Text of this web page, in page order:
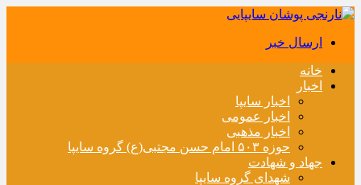
ارسال خبر
خانه
اخبار
اخبار سایپا
اخبار عمومی
اخبار مذهبی
حوزه ۵۰۳ امام حسن مجتبی(ع) گروه سایپا
جهاد و شهادت
شهدای گروه سایپا